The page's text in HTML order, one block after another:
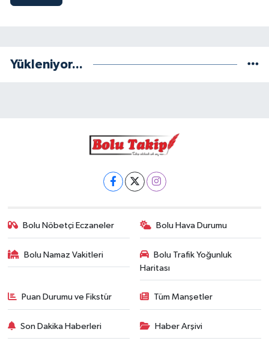
Yükleniyor...
Bolu Nöbetçi Eczaneler Bolu Hava Durumu
Bolu Namaz Vakitleri
Bolu Trafik Yoğunluk
Haritası
Puan Durumu ve Fikstür Tüm Manşetler
Son Dakika Haberleri Haber Arşivi